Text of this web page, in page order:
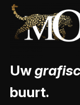
Uw
buurt.